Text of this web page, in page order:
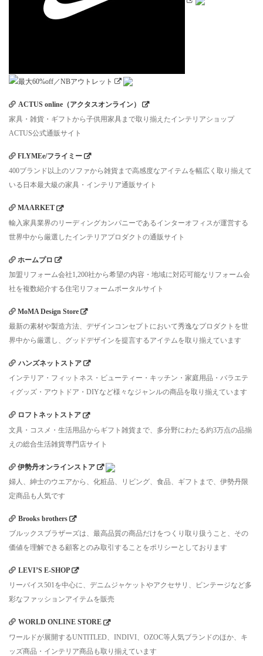
ACTUS online（アクタスオンライン）
家具・雑貨・ギフトから子供用家具まで取り揃えたインテリアショップ
ACTUS公式通販サイト
FLYMEe/フライミー
400ブランド以上のソファから雑貨まで高感度なアイテムを幅広く取り揃えて
いる日本最大級の家具・インテリア通販サイト
MAARKET
輸入家具業界のリーディングカンパニーであるインターオフィスが運営する
世界中から厳選したインテリアプロダクトの通販サイト
ホームプロ
加盟リフォーム会社1,200社から希望の内容・地域に対応可能なリフォーム会
社を複数紹介する住宅リフォームポータルサイト
MoMA Design Store
最新の素材や製造方法、デザインコンセプトにおいて秀逸なプロダクトを世
界中から厳選し、グッドデザインを提言するアイテムを取り揃えています
ハンズネットストア
インテリア・フィットネス・ビューティー・キッチン・家庭用品・バラエテ
ィグッズ・アウトドア・DIYなど様々なジャンルの商品を取り揃えています
ロフトネットストア
文具・コスメ・生活用品からギフト雑貨まで、多分野にわたる約3万点の品揃
えの総合生活雑貨専門店サイト
伊勢丹オンラインストア
婦人、紳士のウエアから、化粧品、リビング、食品、ギフトまで、伊勢丹限
定商品も人気です
Brooks brothers
ブルックスブラザーズは、最高品質の商品だけをつくり取り扱うこと、その
価値を理解できる顧客とのみ取引することをポリシーとしております
LEVI’S E-SHOP
リーバイス501を中心に、デニムジャケットやアクセサリ、ビンテージなど多
彩なファッションアイテムを販売
WORLD ONLINE STORE
ワールドが展開するUNTITLED、INDIVI、OZOC等人気ブランドのほか、キ
ッズ商品・インテリア商品も取り揃えています